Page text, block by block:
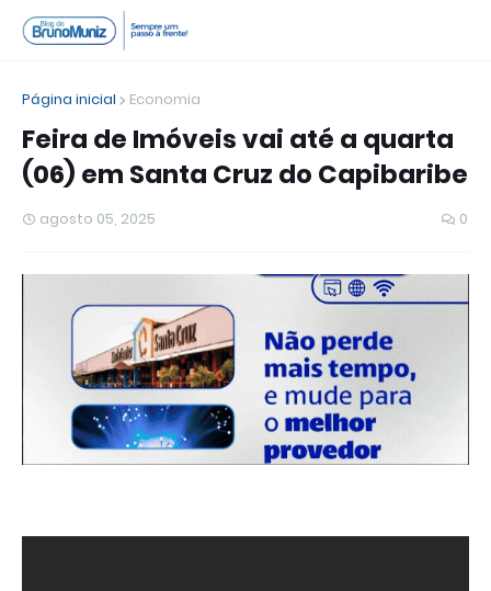
Página inicial Economia
Feira de Imóveis vai até a quarta
(06) em Santa Cruz do Capibaribe
agosto 05, 2025 0